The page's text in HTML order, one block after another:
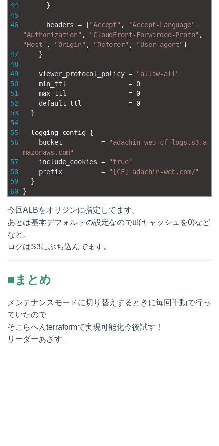
44
45
46
47
48
49
50
51
52
53
54
55
56
57
58
59
60
}
headers = [ "Accept" , "Accept-Language" ,
"Authorization" , "CloudFront-Forwarded-Proto" ,
"Host" , "Origin" , "Referer" , "User-agent" ]
}
viewer_protocol_policy =
"allow-all"
min_ttl
= 0
max_ttl
= 0
default_ttl
= 0
}
logging_config {
bucket
=
"adachin-web-cf-logs.s3.a
mazonaws.com"
include_cookies =
"true"
prefix
=
"[CF] adachin-web.com/"
}
}
今回ALBをオリジンに指定してます。
あとは基本デフォルトの設定なのでttl(キャッシュを0)など
など。
ログはS3にぶち込んでます。
■まとめ
メンテナンスモードに切り替えするときに毎回手動で行っ
ていたので
そこらへんterraformで実現可能化今後試す！
リーダーあざす！